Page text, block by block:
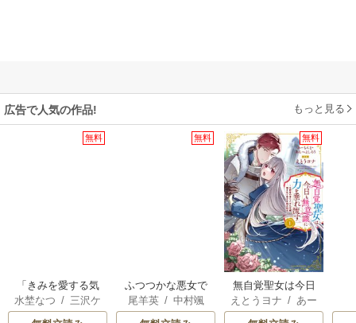
広告で人気の作品! もっと見る
無料
「きみを愛する気
はない」と言った
次期公爵様がなぜ
水埜なつ /三沢ケ
イ
無料
ふつつかな悪女で
はございますが ～
雛宮蝶鼠とりかえ
尾羊英/ 中村颯
希
/ ゆき哉
無料
無自覚聖女は今日
も無意識に力を垂
れ流す ～公爵家
えとうヨナ /あー
もんど/ あんべよ